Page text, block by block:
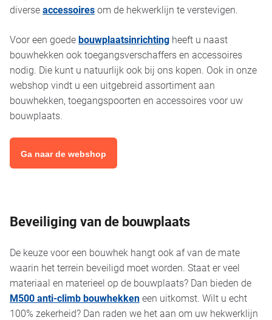
diverseaccessoiresom de hekwerklijn te verstevigen.
Voor een goedebouwplaatsinrichting heeft u naast
bouwhekken ook toegangsverschaffers en accessoires
nodig. Die kunt u natuurlijk ook bij ons kopen. Ook in onze
webshop vindt u een uitgebreid assortiment aan
bouwhekken, toegangspoorten en accessoires voor uw
bouwplaats.
Ga naar de webshop
Beveiliging van de bouwplaats
De keuze voor een bouwhek hangt ook af van de mate
waarin het terrein beveiligd moet worden. Staat er veel
materiaal en materieel op de bouwplaats? Dan bieden de
M500 anti-climb bouwhekkeneen uitkomst. Wilt u echt
100% zekerheid? Dan raden we het aan om uw hekwerklijn